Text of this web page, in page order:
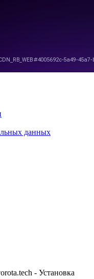
данных
- Установка